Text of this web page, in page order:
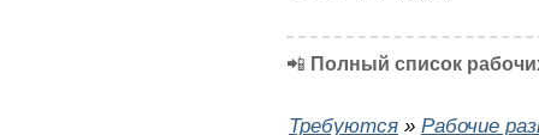
📲 Полный список
Требуются » Рабочие